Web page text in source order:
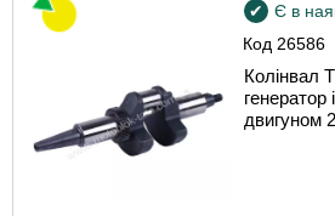
Код 26586
Є в
Колінвал
генератор
двигуном